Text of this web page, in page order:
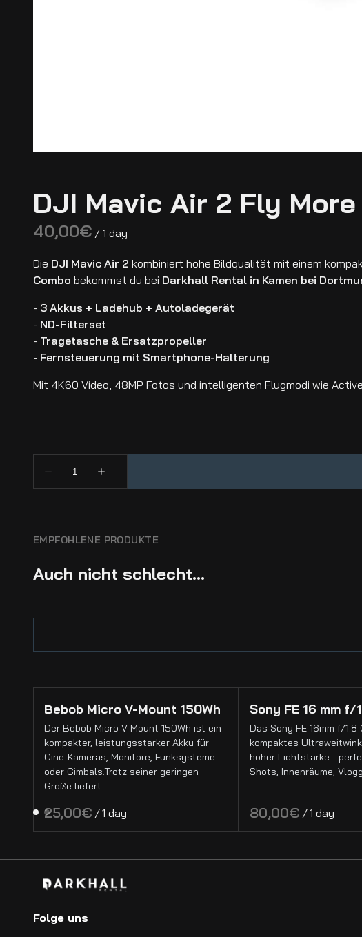
DJI Mavic Air 2 Fly
/
Die DJI Mavic Air 2 kombiniert hohe Bildqualität mit einem
Combo bekommst du bei Darkhall Rental in Kamen bei
- 3 Akkus + Ladehub + Autoladegerät
- ND-Filterset
- Tragetasche & Ersatzpropeller
- Fernsteuerung mit Smartphone-Halterung
Mit 4K60 Video, 48MP Fotos und intelligenten Flugmodi wie
EMPFOHLENE PRODUKTE
Auch nicht schlecht...
Bebob Micro V-Mount 150Wh
Der Bebob Micro V-Mount 150Wh ist ein
kompakter, leistungsstarker Akku für
Cine-Kameras, Monitore, Funksysteme
oder Gimbals.Trotz seiner geringen
Größe liefert…
/
Sony FE 16 mm f/
Das Sony FE 16mm f/1.8
kompaktes
hoher Lichtstärke -
Shots, Innenräume,
/
Folge uns